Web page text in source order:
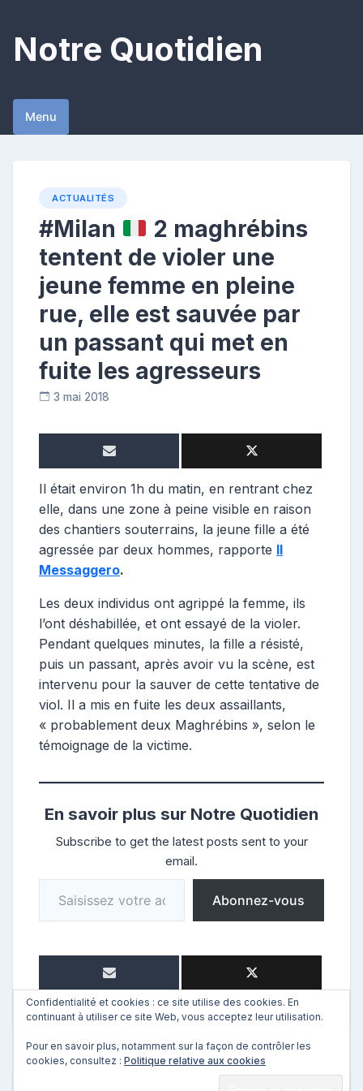
content
Notre Quotidien
Menu
ACTUALITÉS
#Milan
2 maghrébins
tentent de violer une
jeune femme en pleine
rue, elle est sauvée par
un passant qui met en
fuite les agresseurs
3 mai 2018
o
b
u
t
c
e
Il était environ 1h du matin, en rentrant chez
elle, dans une zone à peine visible en raison
des chantiers souterrains, la jeune fille a été
agressée par deux hommes, rapporte Il
Messaggero.
Les deux individus ont agrippé la femme, ils
l’ont déshabillée, et ont essayé de la violer.
Pendant quelques minutes, la fille a résisté,
puis un passant, après avoir vu la scène, est
intervenu pour la sauver de cette tentative de
viol. Il a mis en fuite les deux assaillants,
« probablement deux Maghrébins », selon le
témoignage de la victime.
En savoir plus sur Notre Quotidien
Subscribe to get the latest posts sent to your
email.
Saisissez votre adresse e-mail…
Abonnez-vous
Confidentialité et cookies : ce site utilise des cookies. En
continuant à utiliser ce site Web, vous acceptez leur utilisation.
Pour en savoir plus, notamment sur la façon de contrôler les
cookies, consultez : Politique relative aux cookies